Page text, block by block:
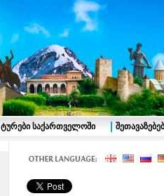
ტურები საქართველოში